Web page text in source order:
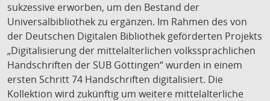
sukzessive erworben, um den Bestand der
Universalbibliothek zu ergänzen. Im Rahmen des von
der Deutschen Digitalen Bibliothek geförderten Projekts
„Digitalisierung der mittelalterlichen volkssprachlichen
Handschriften der SUB Göttingen“ wurden in einem
ersten Schritt 74 Handschriften digitalisiert. Die
Kollektion wird zukünftig um weitere mittelalterliche